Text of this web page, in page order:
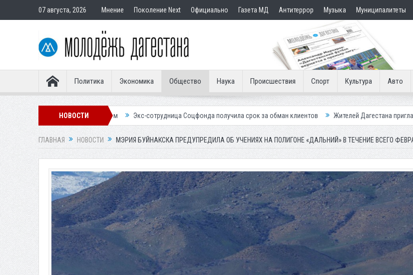
07 августа, 2026 Мнение Поколение Next Официально Газета МД Антитеррор Музыка Муниципалитеты
Политика Экономика Общество Наука Происшествия Спорт Культура Авто
НОВОСТИ
покупателям Экс-сотрудница Соцфонда получила срок за обман клиентов Жителей Дагестана приглашает в «Госуслуги
ГЛАВНАЯ НОВОСТИ МЭРИЯ БУЙНАКСКА ПРЕДУПРЕДИЛА ОБ УЧЕНИЯХ НА ПОЛИГОНЕ «ДАЛЬНИЙ» В ТЕЧЕНИЕ ВСЕГО